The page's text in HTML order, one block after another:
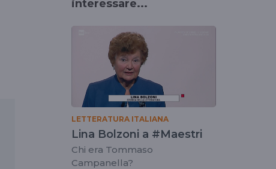
interessare...
LETTERATURA ITALIANA
Lina Bolzoni a #Maestri
Chi era Tommaso
Campanella?